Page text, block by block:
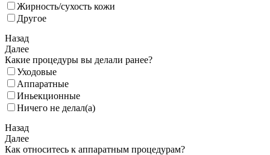
Жирность/сухость кожи
Другое
Назад
Далее
Какие процедуры вы делали ранее?
Уходовые
Аппаратные
Иньекционные
Ничего не делал(а)
Назад
Далее
Как относитесь к аппаратным процедурам?